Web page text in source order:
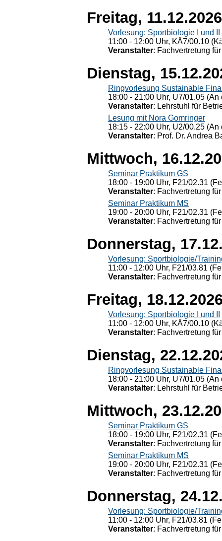
Freitag, 11.12.2026
Vorlesung: Sportbiologie I und II
11:00 - 12:00 Uhr, KÄ7/00.10
Veranstalter: Fachvertretung
Dienstag,
Ringvorlesung Sustainable
18:00 - 21:00 Uhr, U7/01.05
Veranstalter: Lehrstuhl für
Lesung mit Nora Gomringer
18:15 - 22:00 Uhr, U2/00.25
Veranstalter: Prof. Dr. Andrea
Mittwoch,
Seminar Praktikum GS
18:00 - 19:00 Uhr, F21/02.31
Veranstalter: Fachvertretung
Seminar Praktikum MS
19:00 - 20:00 Uhr, F21/02.31
Veranstalter: Fachvertretung
Donnerstag,
Vorlesung: Sportbiologie/
11:00 - 12:00 Uhr, F21/03.81
Veranstalter: Fachvertretung
Freitag,
Vorlesung: Sportbiologie I und II
11:00 - 12:00 Uhr, KÄ7/00.10
Veranstalter: Fachvertretung
Dienstag,
Ringvorlesung Sustainable
18:00 - 21:00 Uhr, U7/01.05
Veranstalter: Lehrstuhl für
Mittwoch,
Seminar Praktikum GS
18:00 - 19:00 Uhr, F21/02.31
Veranstalter: Fachvertretung
Seminar Praktikum MS
19:00 - 20:00 Uhr, F21/02.31
Veranstalter: Fachvertretung
Donnerstag,
Vorlesung: Sportbiologie/
11:00 - 12:00 Uhr, F21/03.81
Veranstalter: Fachvertretung